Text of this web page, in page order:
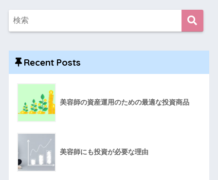
Recent Posts
美容師の資産運用のための最適な投資商品
美容師にも投資が必要な理由